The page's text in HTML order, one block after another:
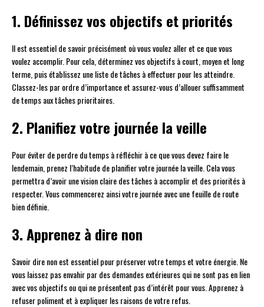
1. Définissez vos objectifs et priorités
Il est essentiel de savoir précisément où vous voulez aller et ce que vous
voulez accomplir. Pour cela, déterminez vos objectifs à court, moyen et long
terme, puis établissez une liste de tâches à effectuer pour les atteindre.
Classez-les par ordre d’importance et assurez-vous d’allouer suffisamment
de temps aux tâches prioritaires.
2. Planifiez votre journée la veille
Pour éviter de perdre du temps à réfléchir à ce que vous devez faire le
lendemain, prenez l’habitude de planifier votre journée la veille. Cela vous
permettra d’avoir une vision claire des tâches à accomplir et des priorités à
respecter. Vous commencerez ainsi votre journée avec une feuille de route
bien définie.
3. Apprenez à dire non
Savoir dire non est essentiel pour préserver votre temps et votre énergie. Ne
vous laissez pas envahir par des demandes extérieures qui ne sont pas en lien
avec vos objectifs ou qui ne présentent pas d’intérêt pour vous. Apprenez à
refuser poliment et à expliquer les raisons de votre refus.